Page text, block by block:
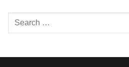
Search
for: